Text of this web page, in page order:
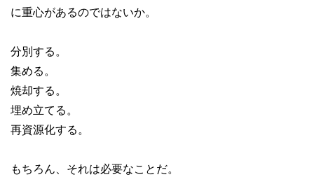
に重心があるのではないか。
分別する。
集める。
焼却する。
埋め立てる。
再資源化する。
もちろん、それは必要なことだ。